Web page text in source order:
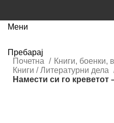
Мени
Пребарај
Почетна
Книги, боенки,
Книги / Литературни дела
Намести си го креветот